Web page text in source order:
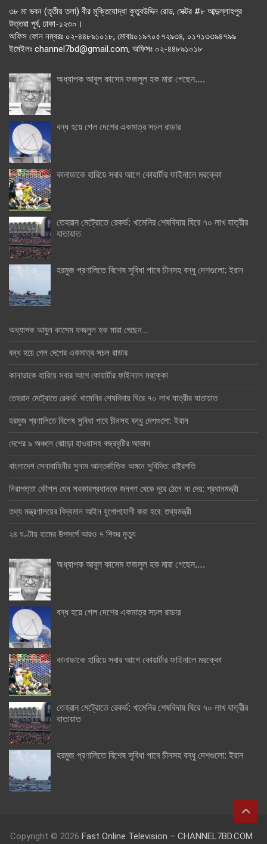
৩৮ মা ভবন (তৃতীয় তলা) বীর মুক্তিযোদ্ধা কুতুবউদ্দিন রোড, সেক্টর #৮ আব্দুল্লাহপুর
উত্তরা পূর্ব, ঢাকা-১২৩০।
অফিস ফোন নম্বরঃ ০২-৪৪৮৯১০১৮, মোবাঃ০১৯৭০৫৭২৯৩৪, ০১৭১৩৩৯৪৭৯৯
ইমেইলঃ channel7bd@gmail.com, অফিসঃ ০২-৪৪৮৯১০১৮
অধ্যাপক আবুল কাসেম ফজলুল হক মারা গেছেন….
বন্ধ হয়ে গেল দেশের একমাত্র সচল রাডার
কানাডাকে হারিয়ে সবার আগে কোয়ার্টার ফাইনালে মরক্কো
তেহরান মেট্রোতে রেকর্ড: খামেনির শেষবিদায় ঘিরে ৭০ লাখ যাত্রীর
যাতায়াত
হরমুজ প্রণালিতে বিশেষ সুবিধা পাবে চীনসহ বন্ধু দেশগুলো: ইরান
অধ্যাপক আবুল কাসেম ফজলুল হক মারা গেছেন….
বন্ধ হয়ে গেল দেশের একমাত্র সচল রাডার
কানাডাকে হারিয়ে সবার আগে কোয়ার্টার ফাইনালে মরক্কো
তেহরান মেট্রোতে রেকর্ড: খামেনির শেষবিদায় ঘিরে ৭০ লাখ যাত্রীর যাতায়াত
হরমুজ প্রণালিতে বিশেষ সুবিধা পাবে চীনসহ বন্ধু দেশগুলো: ইরান
দেশের ৯ অঞ্চলে ঝোড়ো হাওয়াসহ বজ্রবৃষ্টির আভাস
বাংলাদেশ সেনাবাহিনীর সুনাম আন্তর্জাতিক অঙ্গনে সুবিদিত: রাষ্ট্রপতি
নিরাপত্তা কৌশল যেন সরকারপ্রধানকে জনগণ থেকে দূরে ঠেলে না দেয়: প্রধানমন্ত্রী
তথ্য মন্ত্রণালয়ের বিদ্যমান আইন যুগোপযোগী করা হবে: তথ্যমন্ত্রী
২৪ ঘণ্টায় হামের উপসর্গে আরও ৭ শিশুর মৃত্যু
অধ্যাপক আবুল কাসেম ফজলুল হক মারা গেছেন….
বন্ধ হয়ে গেল দেশের একমাত্র সচল রাডার
কানাডাকে হারিয়ে সবার আগে কোয়ার্টার ফাইনালে মরক্কো
তেহরান মেট্রোতে রেকর্ড: খামেনির শেষবিদায় ঘিরে ৭০ লাখ যাত্রীর
যাতায়াত
হরমুজ প্রণালিতে বিশেষ সুবিধা পাবে চীনসহ বন্ধু দেশগুলো: ইরান
Copyright © 2026 Fast Online Television – CHANNEL7BD.COM